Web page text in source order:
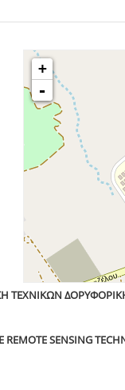
+
-
ΤΕΧΝΙΚΩΝ
REMOTE SENSING